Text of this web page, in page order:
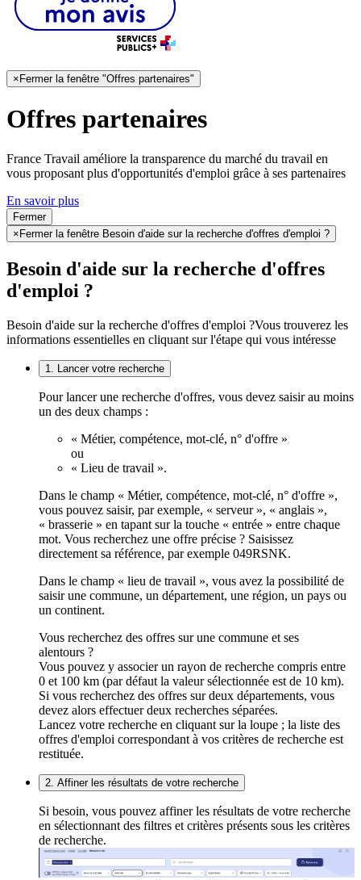
× Fermer la fenêtre "Offres partenaires"
Offres partenaires
France Travail améliore la transparence du marché du travail en
vous proposant plus d'opportunités d'emploi grâce à ses partenaires
En savoir plus
Fermer
× Fermer la fenêtre Besoin d'aide sur la recherche d'offres d'emploi ?
Besoin d'aide sur la recherche d'offres
d'emploi ?
Besoin d'aide sur la recherche d'offres d'emploi ?Vous trouverez les
informations essentielles en cliquant sur l'étape qui vous intéresse
1. Lancer votre recherche
Pour lancer une recherche d'offres, vous devez saisir au moins
un des deux champs :
« Métier, compétence, mot-clé, n° d'offre »
ou
« Lieu de travail ».
Dans le champ « Métier, compétence, mot-clé, n° d'offre »,
vous pouvez saisir, par exemple, « serveur », « anglais »,
« brasserie » en tapant sur la touche « entrée » entre chaque
mot. Vous recherchez une offre précise ? Saisissez
directement sa référence, par exemple 049RSNK.
Dans le champ « lieu de travail », vous avez la possibilité de
saisir une commune, un département, une région, un pays ou
un continent.
Vous recherchez des offres sur une commune et ses
alentours ?
Vous pouvez y associer un rayon de recherche compris entre
0 et 100 km (par défaut la valeur sélectionnée est de 10 km).
Si vous recherchez des offres sur deux départements, vous
devez alors effectuer deux recherches séparées.
Lancez votre recherche en cliquant sur la loupe ; la liste des
offres d'emploi correspondant à vos critères de recherche est
restituée.
2. Affiner les résultats de votre recherche
Si besoin, vous pouvez affiner les résultats de votre recherche
en sélectionnant des filtres et critères présents sous les critères
de recherche.